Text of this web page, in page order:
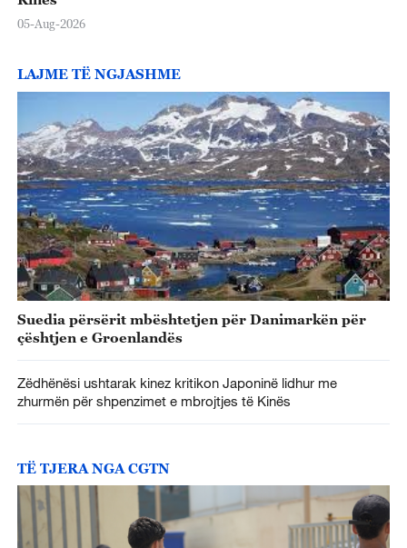
05-Aug-2026
LAJME TË NGJASHME
Suedia përsërit mbështetjen për Danimarkën për
çështjen e Groenlandës
Zëdhënësi ushtarak kinez kritikon Japoninë lidhur me
zhurmën për shpenzimet e mbrojtjes të Kinës
TË TJERA NGA CGTN